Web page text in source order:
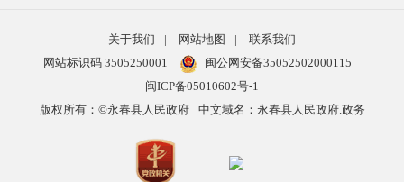
关于我们 | 网站地图 |
联系我们
网站标识码 3505250001
闽公网安备35052502000115
闽ICP备05010602号-1
版权所有：©永春县人民政府
中文域名：永春县人民政府.政务